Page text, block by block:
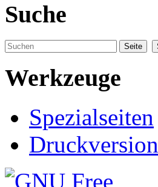
Suche
Werkzeuge
Spezialseiten
Druckversion